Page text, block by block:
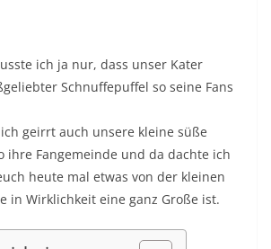
ich ja nur, dass unser Kater
Schnuffepuffel so seine Fans
geirrt auch unsere kleine süße
ihre Fangemeinde und da dachte ich
heute mal etwas von der kleinen
in Wirklichkeit eine ganz Große ist.